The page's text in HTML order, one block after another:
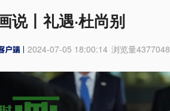
说丨礼遇·杜尚别
2024-07-05 18:00:14 浏览量4377048